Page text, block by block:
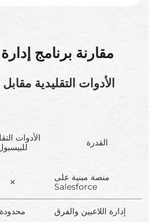
مقارنة برنامج
الأدوات التقليدية مقابل Booking Ninjas
القدرة
الأدوات
منصة مبنية على
Salesforce
✗
إدارة اللاعبين والفرق محدودة